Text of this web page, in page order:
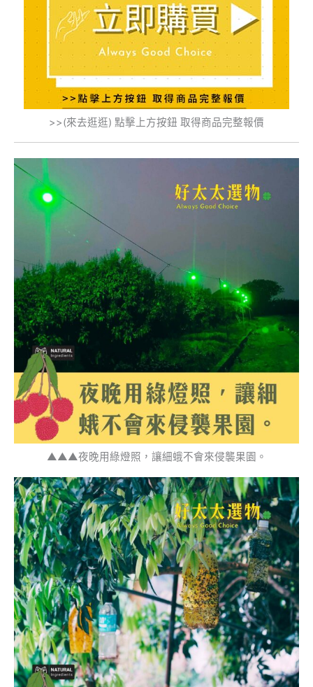
>>(來去逛逛) 點擊上方按鈕 取得商品完整報價
▲▲▲夜晚用綠燈照，讓細蛾不會來侵襲果園。